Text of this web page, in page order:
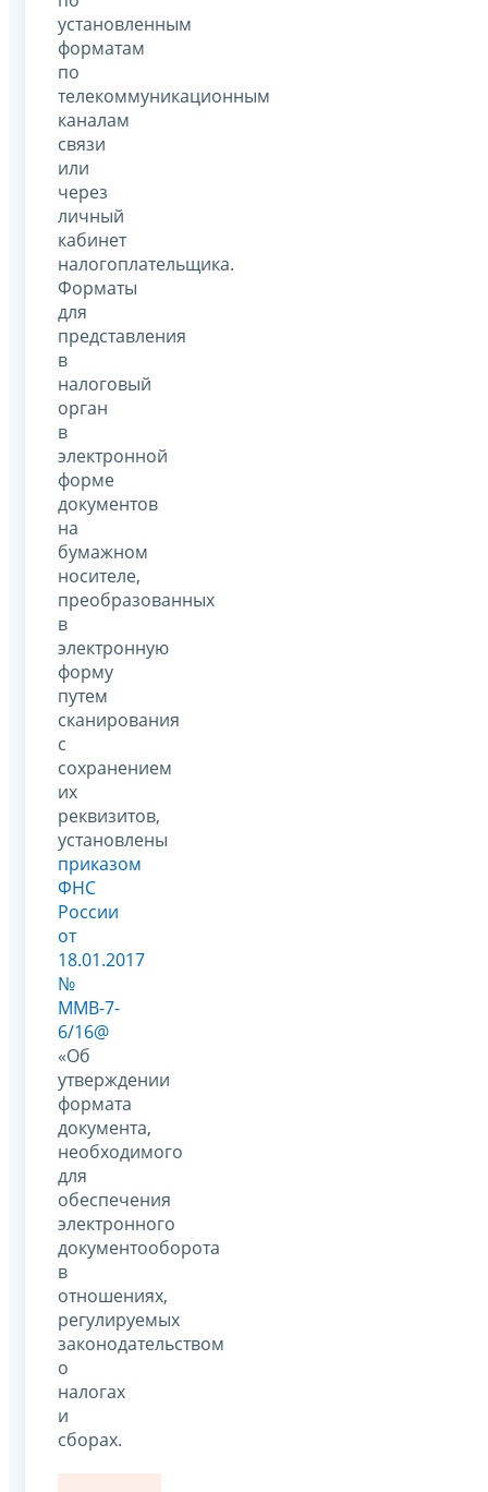
установленным
форматам
по
телекоммуникационным
каналам
связи
или
через
личный
кабинет
налогоплательщика.
Форматы
для
представления
в
налоговый
орган
в
электронной
форме
документов
на
бумажном
носителе,
преобразованных
в
электронную
форму
путем
сканирования
с
сохранением
их
реквизитов,
установлены
приказом
ФНС
России
от
18.01.2017
№
ММВ-7-
6/16@
«Об
утверждении
формата
документа,
необходимого
для
обеспечения
электронного
документооборота
в
отношениях,
регулируемых
законодательством
о
налогах
и
сборах.